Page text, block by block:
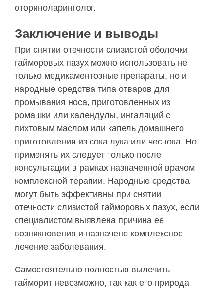
оториноларинголог.
Заключение и выводы
При снятии отечности слизистой оболочки
гайморовых пазух можно использовать не
только медикаментозные препараты, но и
народные средства типа отваров для
промывания носа, приготовленных из
ромашки или календулы, ингаляций с
пихтовым маслом или капель домашнего
приготовления из сока лука или чеснока. Но
применять их следует только после
консультации в рамках назначенной врачом
комплексной терапии. Народные средства
могут быть эффективны при снятии
отечности слизистой гайморовых пазух, если
специалистом выявлена причина ее
возникновения и назначено комплексное
лечение заболевания.
Самостоятельно полностью вылечить
гайморит невозможно, так как его природа